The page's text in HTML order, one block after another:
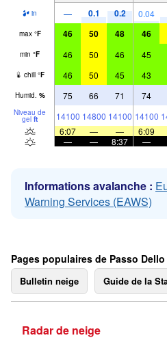
in — 0.1 0.2 0.04
max °F 46 50 48 46
min °F 46 50 46 45
chill °F 46 50 45 43
Humid. % 75 66 71 74
Niveau de
gel ft 14100 14800 14100 14100
6:07
— — 6:09
—
— 8:37 —
Informations avalanche :
Warning Services (EAWS)
Pages populaires de Passo
Bulletin neige Guide de la
Radar de neige